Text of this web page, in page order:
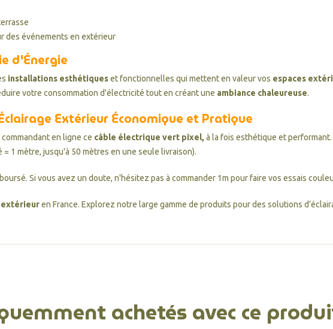
des événements en extérieur
d'Énergie
installations esthétiqueset fonctionnelles qui mettent en valeur vos espaces
votre consommation d'électricité tout en créant une ambiance chaleureuse.
Extérieur Économique et Pratique
en ligne ce câble électrique vert pixel, à la fois esthétique et
1 mètre, jusqu'à 50 mètres en une seule livraison).
Si vous avez un doute, n'hésitez pas à commander 1m pour faire vos essais
extérieuren France. Explorez notre large gamme de produits pour des solutions
achetés avec ce